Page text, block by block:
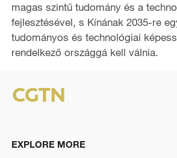
magas szintű tudomány és a
fejlesztésével, s Kínának 2035-re
tudományos és technológiai
rendelkező országgá kell válnia.
EXPLORE MORE